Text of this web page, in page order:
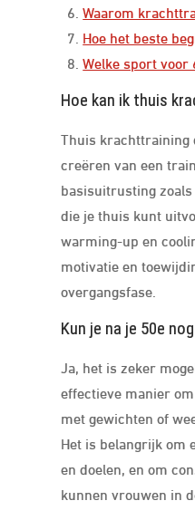
Waarom
Hoe het beste
Welke sport voor
Hoe kan ik thuis
Thuis krachttraining
creëren van een
basisuitrusting
die je thuis kunt
warming-up en
motivatie en
overgangsfase.
Kun je na je 50e
Ja, het is zeker
effectieve manier
met gewichten of
Het is belangrijk om
en doelen, en om
kunnen vrouwen in